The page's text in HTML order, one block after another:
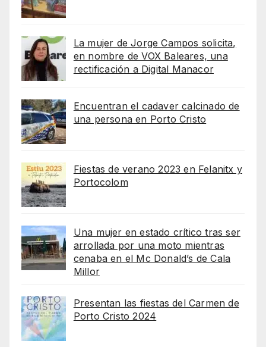
La mujer de Jorge Campos solicita,
en nombre de VOX Baleares, una
rectificación a Digital Manacor
Encuentran el cadaver calcinado de
una persona en Porto Cristo
Fiestas de verano 2023 en Felanitx y
Portocolom
Una mujer en estado crítico tras ser
arrollada por una moto mientras
cenaba en el Mc Donald’s de Cala
Millor
Presentan las fiestas del Carmen de
Porto Cristo 2024